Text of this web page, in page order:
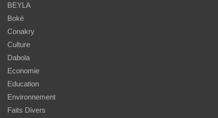
BEYLA
Boké
Conakry
Culture
Dabola
Economie
Education
Environnement
Faits Divers